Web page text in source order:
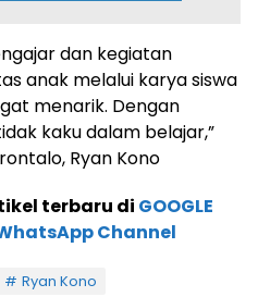
dan kegiatan
anak melalui karya siswa
menarik. Dengan
kaku dalam belajar,”
Ryan Kono
terbaru di GOOGLE
Channel
Ryan Kono